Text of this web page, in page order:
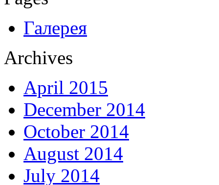
Галерея
Archives
April 2015
December 2014
October 2014
August 2014
July 2014